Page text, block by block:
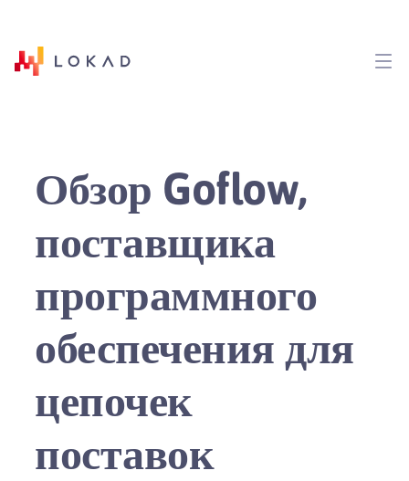
Обзор Goflow,
поставщика
программного
обеспечения для
цепочек
поставок